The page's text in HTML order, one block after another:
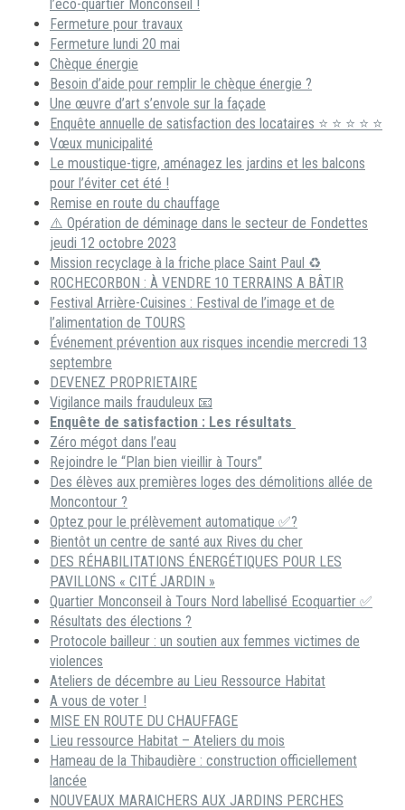
l’éco-quartier Monconseil !
Fermeture pour travaux
Fermeture lundi 20 mai
Chèque énergie
Besoin d’aide pour remplir le chèque énergie ?
Une œuvre d’art s’envole sur la façade
Enquête annuelle de satisfaction des locataires ⭐ ⭐ ⭐ ⭐ ⭐
Vœux municipalité
Le moustique-tigre, aménagez les jardins et les balcons
pour l’éviter cet été !
Remise en route du chauffage
⚠️ Opération de déminage dans le secteur de Fondettes
jeudi 12 octobre 2023
Mission recyclage à la friche place Saint Paul ♻️
ROCHECORBON : À VENDRE 10 TERRAINS A BÂTIR
Festival Arrière-Cuisines : Festival de l’image et de
l’alimentation de TOURS
Événement prévention aux risques incendie mercredi 13
septembre
DEVENEZ PROPRIETAIRE
Vigilance mails frauduleux 📧
Enquête de satisfaction : Les résultats
Zéro mégot dans l’eau
Rejoindre le “Plan bien vieillir à Tours”
Des élèves aux premières loges des démolitions allée de
Moncontour ?
Optez pour le prélèvement automatique ✅?
Bientôt un centre de santé aux Rives du cher
DES RÉHABILITATIONS ÉNERGÉTIQUES POUR LES
PAVILLONS « CITÉ JARDIN »
Quartier Monconseil à Tours Nord labellisé Ecoquartier ✅
Résultats des élections ?
Protocole bailleur : un soutien aux femmes victimes de
violences
Ateliers de décembre au Lieu Ressource Habitat
A vous de voter !
MISE EN ROUTE DU CHAUFFAGE
Lieu ressource Habitat – Ateliers du mois
Hameau de la Thibaudière : construction officiellement
lancée
NOUVEAUX MARAICHERS AUX JARDINS PERCHES